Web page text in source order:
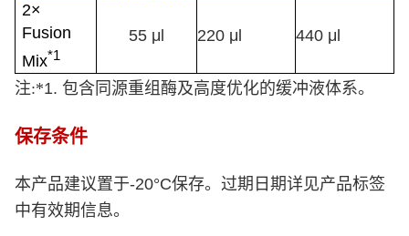
2×
Fusion
Mix*1
55 μl 220 μl 440 μl
注:*1. 包含同源重组酶及高度优化的缓冲液体系。
保存条件
本产品建议置于-20°C保存。过期日期详见产品标签
中有效期信息。